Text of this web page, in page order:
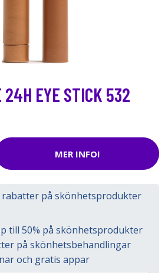
24H EYE STICK 532
MER INFO!
rabatter på skönhetsprodukter
till 50% på skönhetsprodukter
på skönhetsbehandlingar
och gratis appar